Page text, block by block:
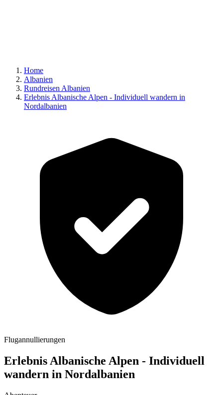
Home
Albanien
Rundreisen Albanien
Erlebnis Albanische Alpen - Individuell wandern in
Nordalbanien
Flugannullierungen
Erlebnis Albanische Alpen - Individuell
wandern in Nordalbanien